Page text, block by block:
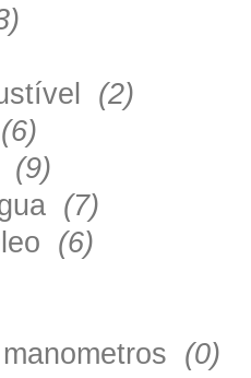
(2)
(6)
(9)
(7)
(6)
(0)